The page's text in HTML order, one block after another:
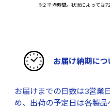
※2 平均時間。状況によっては
お届け納期につ
お届けまでの日数は3営業
め、出荷の予定日は各製品